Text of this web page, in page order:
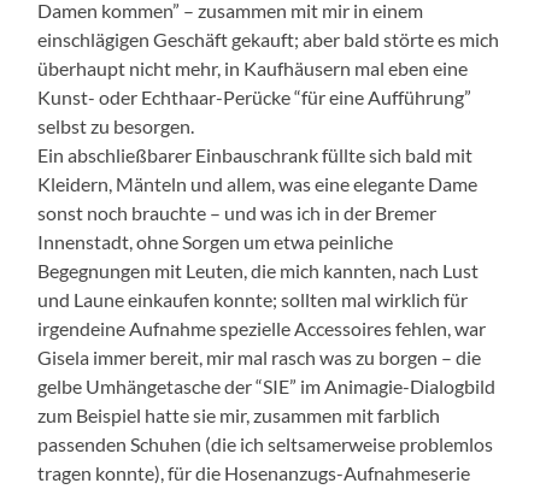
Damen kommen” – zusammen mit mir in einem
einschlägigen Geschäft gekauft; aber bald störte es mich
überhaupt nicht mehr, in Kaufhäusern mal eben eine
Kunst- oder Echthaar-Perücke “für eine Aufführung”
selbst zu besorgen.
Ein abschließbarer Einbauschrank füllte sich bald mit
Kleidern, Mänteln und allem, was eine elegante Dame
sonst noch brauchte – und was ich in der Bremer
Innenstadt, ohne Sorgen um etwa peinliche
Begegnungen mit Leuten, die mich kannten, nach Lust
und Laune einkaufen konnte; sollten mal wirklich für
irgendeine Aufnahme spezielle Accessoires fehlen, war
Gisela immer bereit, mir mal rasch was zu borgen – die
gelbe Umhängetasche der “SIE” im Animagie-Dialogbild
zum Beispiel hatte sie mir, zusammen mit farblich
passenden Schuhen (die ich seltsamerweise problemlos
tragen konnte), für die Hosenanzugs-Aufnahmeserie